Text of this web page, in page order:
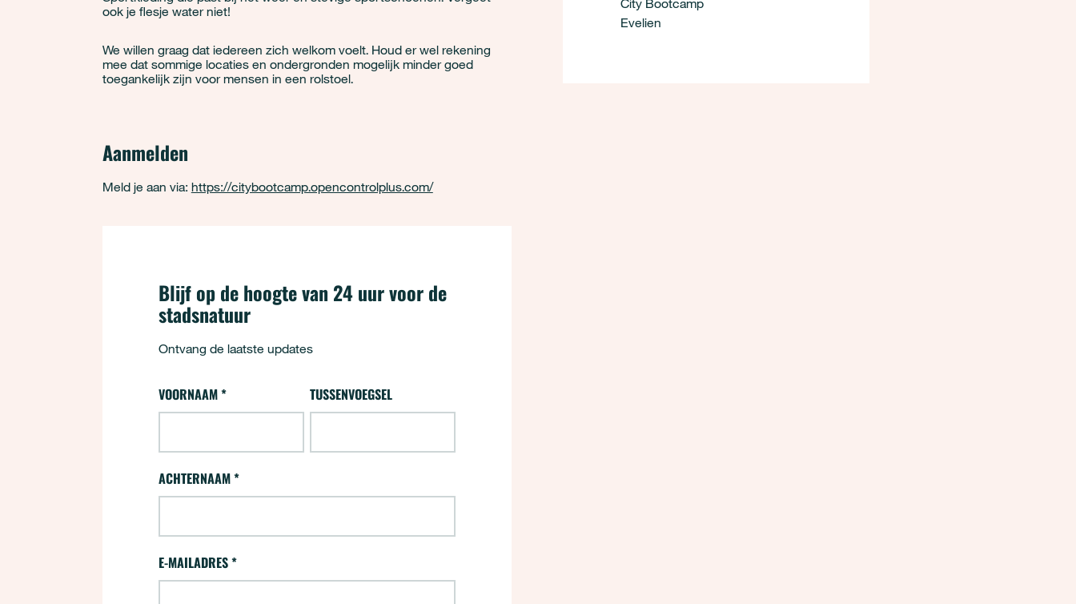
ook je flesje water niet!
We willen graag dat iedereen zich welkom voelt. Houd er wel rekening
mee dat sommige locaties en ondergronden mogelijk minder goed
toegankelijk zijn voor mensen in een rolstoel.
Aanmelden
Meld je aan via: https://citybootcamp.opencontrolplus.com/
Blijf op de hoogte van 24 uur voor de
stadsnatuur
Ontvang de laatste updates
24 uur - Aanmelden (opt-ins)
VOORNAAM* TUSSENVOEGSEL
ACHTERNAAM*
E-MAILADRES*
City Bootcamp
Evelien